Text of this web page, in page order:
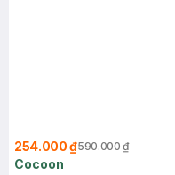
254.000 ₫590.000 ₫
Cocoon